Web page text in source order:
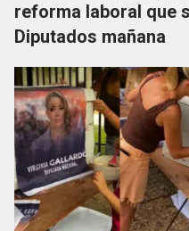
reforma laboral que
Diputados mañana